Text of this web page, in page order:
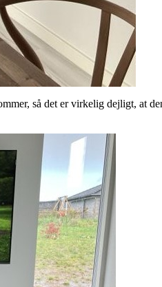
så det er virkelig dejligt, at